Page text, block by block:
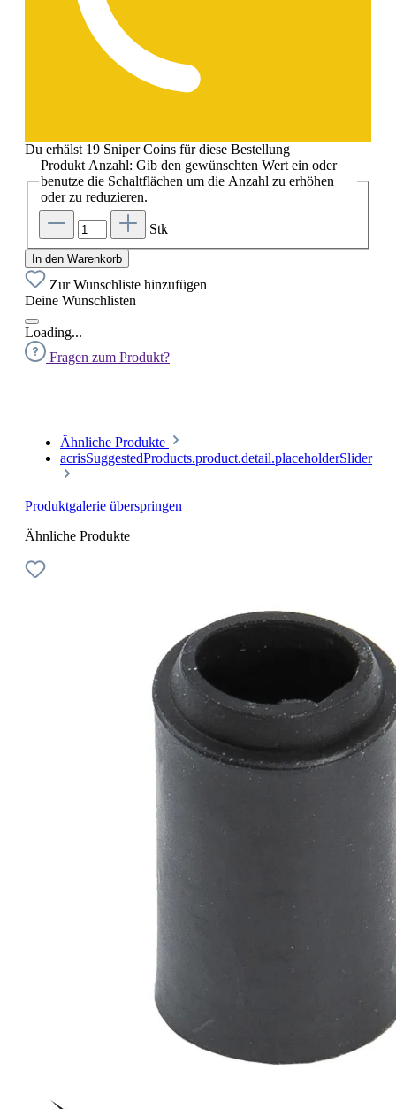
Du erhälst 19 Sniper Coins für diese Bestellung
Produkt Anzahl: Gib den gewünschten Wert ein oder
benutze die Schaltflächen um die Anzahl zu erhöhen
oder zu reduzieren.
Stk
In den Warenkorb
Zur Wunschliste hinzufügen
Deine Wunschlisten
Loading...
Fragen zum Produkt?
Ähnliche Produkte
acrisSuggestedProducts.product.detail.placeholderSlider
Produktgalerie überspringen
Ähnliche Produkte